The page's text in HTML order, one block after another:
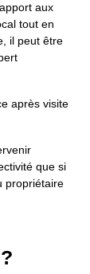
aux
tout en
il peut être
après visite
que si
propriétaire